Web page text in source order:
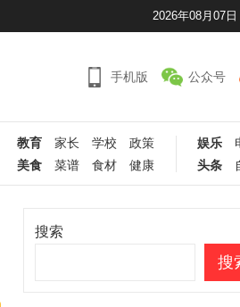
2026年08月07日
手机版 公众号
教育 家长 学校
政策
美食
菜谱 食材 健康
娱乐
头条
搜索
搜